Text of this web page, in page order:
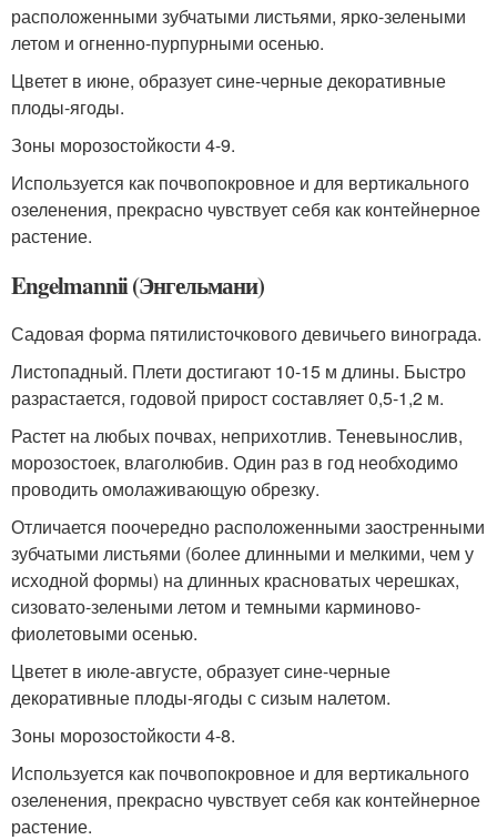
расположенными зубчатыми листьями, ярко-зелеными
летом и огненно-пурпурными осенью.
Цветет в июне, образует сине-черные декоративные
плоды-ягоды.
Зоны морозостойкости 4-9.
Используется как почвопокровное и для вертикального
озеленения, прекрасно чувствует себя как контейнерное
растение.
Engelmannii (Энгельмани)
Садовая форма пятилисточкового девичьего винограда.
Листопадный. Плети достигают 10-15 м длины. Быстро
разрастается, годовой прирост составляет 0,5-1,2 м.
Растет на любых почвах, неприхотлив. Теневынослив,
морозостоек, влаголюбив. Один раз в год необходимо
проводить омолаживающую обрезку.
Отличается поочередно расположенными заостренными
зубчатыми листьями (более длинными и мелкими, чем у
исходной формы) на длинных красноватых черешках,
сизовато-зелеными летом и темными карминово-
фиолетовыми осенью.
Цветет в июле-августе, образует сине-черные
декоративные плоды-ягоды с сизым налетом.
Зоны морозостойкости 4-8.
Используется как почвопокровное и для вертикального
озеленения, прекрасно чувствует себя как контейнерное
растение.